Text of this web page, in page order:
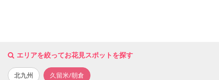
エリアを絞ってお花見スポットを探す
北九州 久留米/朝倉